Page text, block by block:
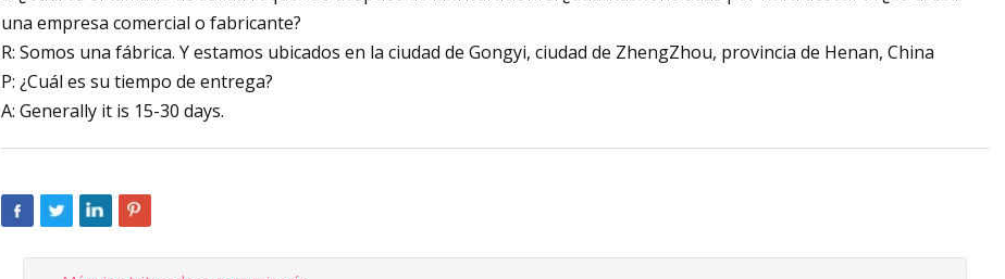
una empresa comercial o fabricante?
R: Somos una fábrica. Y estamos ubicados en la ciudad de Gongyi, ciudad de ZhengZhou, provincia de Henan, China
P: ¿Cuál es su tiempo de entrega?
A: Generally it is 15-30 days.